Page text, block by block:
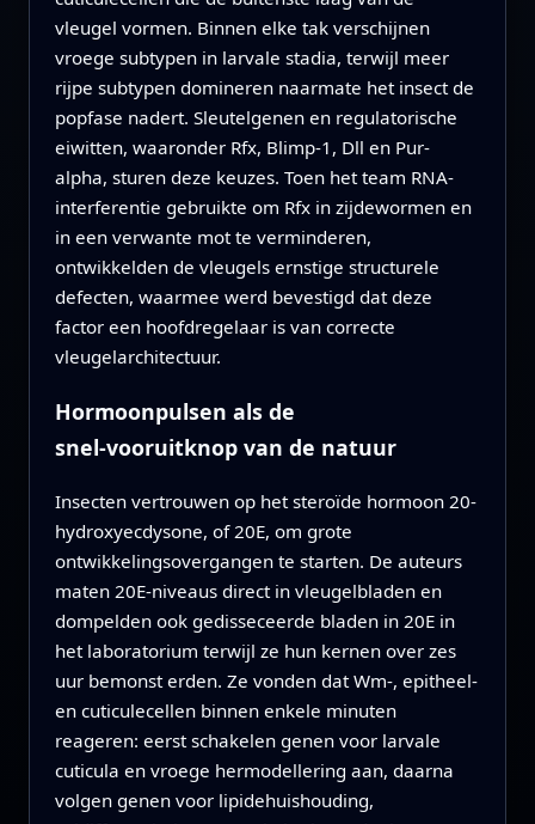
vleugel vormen. Binnen elke tak verschijnen
vroege subtypen in larvale stadia, terwijl meer
rijpe subtypen domineren naarmate het insect de
popfase nadert. Sleutelgenen en regulatorische
eiwitten, waaronder Rfx, Blimp-1, Dll en Pur-
alpha, sturen deze keuzes. Toen het team RNA-
interferentie gebruikte om Rfx in zijdewormen en
in een verwante mot te verminderen,
ontwikkelden de vleugels ernstige structurele
defecten, waarmee werd bevestigd dat deze
factor een hoofdregelaar is van correcte
vleugelarchitectuur.
Hormoonpulsen als de
snel‑vooruitknop van de natuur
Insecten vertrouwen op het steroïde hormoon 20-
hydroxyecdysone, of 20E, om grote
ontwikkelingsovergangen te starten. De auteurs
maten 20E-niveaus direct in vleugelbladen en
dompelden ook gedisseceerde bladen in 20E in
het laboratorium terwijl ze hun kernen over zes
uur bemonst erden. Ze vonden dat Wm-, epitheel-
en cuticulecellen binnen enkele minuten
reageren: eerst schakelen genen voor larvale
cuticula en vroege hermodellering aan, daarna
volgen genen voor lipidehuishouding,